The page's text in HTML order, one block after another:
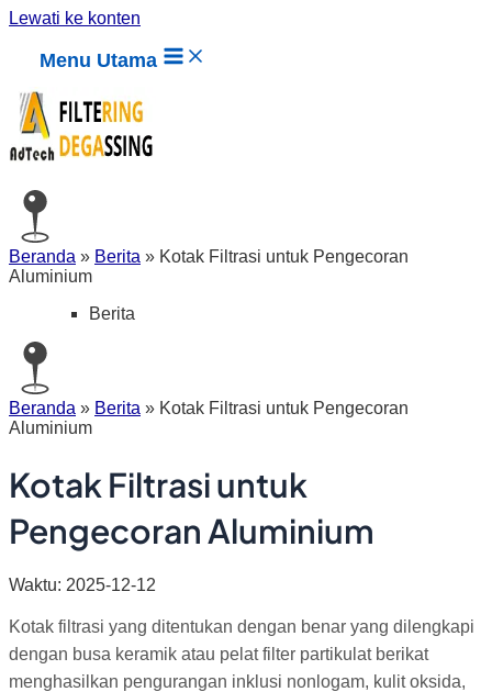
Lewati ke konten
Menu Utama
Beranda » Berita » Kotak Filtrasi untuk Pengecoran
Aluminium
Berita
Beranda » Berita » Kotak Filtrasi untuk Pengecoran
Aluminium
Kotak Filtrasi untuk
Pengecoran Aluminium
Waktu: 2025-12-12
Kotak filtrasi yang ditentukan dengan benar yang dilengkapi
dengan busa keramik atau pelat filter partikulat berikat
menghasilkan pengurangan inklusi nonlogam, kulit oksida,